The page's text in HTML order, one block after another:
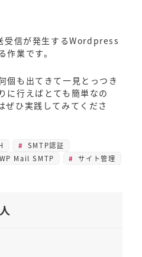
受信が発生するWordpress
作業です。
個も出てきて一見とっつき
に行えばとても簡単なの
ぜひ実践してみてくださ
SMTP認証
WP Mail SMTP
サイト管理